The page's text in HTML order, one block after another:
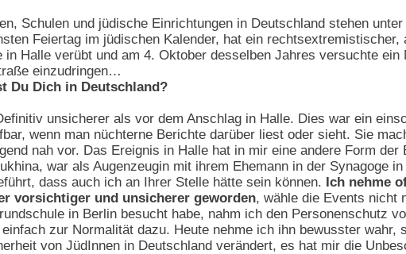
Schulen und jüdische Einrichtungen in Deutschland stehen
Feiertag im jüdischen Kalender, hat ein
in Halle verübt und am 4. Oktober desselben Jahres versuchte
einzudringen…
Du Dich in Deutschland?
unsicherer als vor dem Anschlag in Halle. Dies war ein
wenn man nüchterne Berichte darüber liest oder sieht. Sie
nah vor. Das Ereignis in Halle hat in mir eine andere Form
war als Augenzeugin mit ihrem Ehemann in der Synagoge
dass auch ich an Ihrer Stelle hätte sein können. Ich nehme
vorsichtiger und unsicherer geworden, wähle die Events nicht
in Berlin besucht habe, nahm ich den Personenschutz
zur Normalität dazu. Heute nehme ich ihn bewusster wahr,
von JüdInnen in Deutschland verändert, es hat mir die